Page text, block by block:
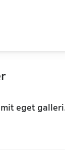
eget